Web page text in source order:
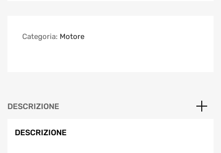
Categoria: Motore
DESCRIZIONE
DESCRIZIONE